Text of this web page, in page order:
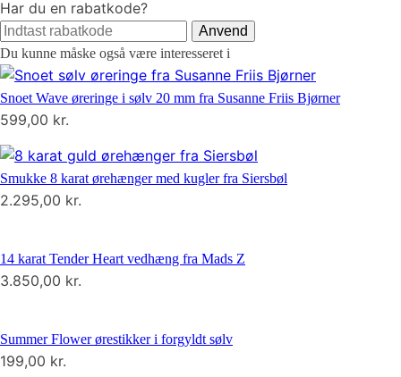
Har du en rabatkode?
Anvend
Du kunne måske også være interesseret i
Snoet Wave øreringe i sølv 20 mm fra Susanne Friis Bjørner
599,00 kr.
Smukke 8 karat ørehænger med kugler fra Siersbøl
2.295,00 kr.
14 karat Tender Heart vedhæng fra Mads Z
3.850,00 kr.
Summer Flower ørestikker i forgyldt sølv
199,00 kr.